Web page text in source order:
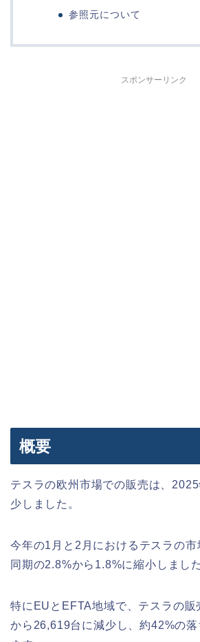
参照元について
スポンサーリンク
概要
テスラの欧州市場での販売は、
少しました。
今年の1月と2月におけるテスラの
同期の2.8%から1.8%に縮小しました
特にEUとEFTA地域で、テスラの販
から26,619台に減少し、約42%の